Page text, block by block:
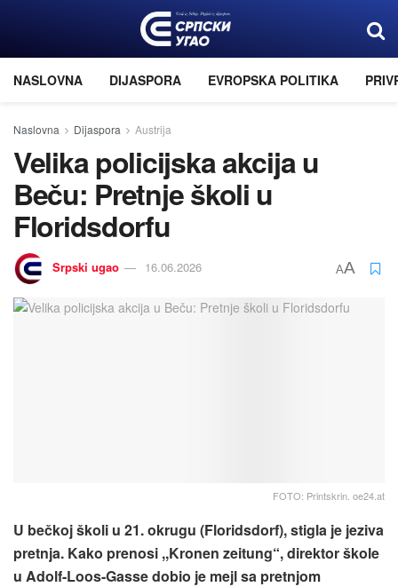
NASLOVNA DIJASPORA EVROPSKA POLITIKA
Naslovna Dijaspora Austrija
Velika policijska akcija u
Beču: Pretnje školi u
Floridsdorfu
Srpski ugao 16.06.2026 AA
FOTO: Printskrin. oe24.at
U bečkoj školi u 21. okrugu (Floridsdorf), stigla je jeziva
pretnja. Kako prenosi ,,Kronen zeitung“, direktor škole
u Adolf-Loos-Gasse dobio je mejl sa pretnjom